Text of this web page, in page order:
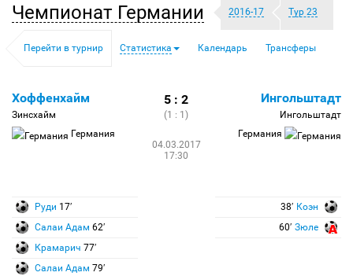
Чемпионат Германии 2016-17 Тур 23
Перейти в турнир Статистика Календарь Трансферы
Хоффенхайм
Зинсхайм
Германия
5 : 2
(1 : 1)
04.03.2017
17:30
Ингольштадт
Ингольштадт
Германия
Руди 17′
Салаи Адам 62′
Крамарич 77′
Салаи Адам 79′
38′ Коэн
60′ Зюле